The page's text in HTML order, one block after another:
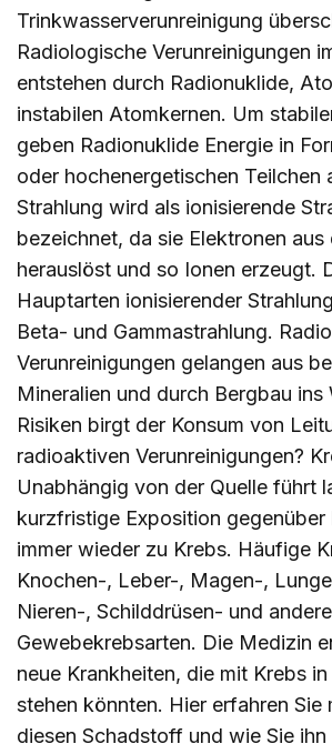
Trinkwasserverunreinigung
Radiologische Verunreinigungen
entstehen durch Radionuklide,
instabilen Atomkernen. Um
geben Radionuklide Energie in
oder hochenergetischen Teilchen
Strahlung wird als ionisierende
bezeichnet, da sie Elektronen aus
herauslöst und so Ionen erzeugt.
Hauptarten ionisierender
Beta- und Gammastrahlung.
Verunreinigungen gelangen aus
Mineralien und durch Bergbau ins
Risiken birgt der Konsum von
radioaktiven Verunreinigungen?
Unabhängig von der Quelle führt
kurzfristige Exposition gegenüber
immer wieder zu Krebs. Häufige
Knochen-, Leber-, Magen-,
Nieren-, Schilddrüsen- und andere
Gewebekrebsarten. Die Medizin
neue Krankheiten, die mit Krebs
stehen könnten. Hier erfahren Sie
diesen Schadstoff und wie Sie ihn